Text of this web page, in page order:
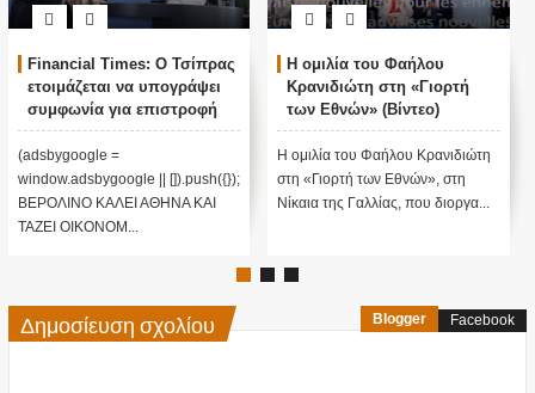
Financial Times: Ο Τσίπρας
ετοιμάζεται να υπογράψει
συμφωνία για επιστροφή
μεταναστών
(adsbygoogle =
window.adsbygoogle || []).push({});
ΒΕΡΟΛΙΝΟ ΚΑΛΕΙ ΑΘΗΝΑ ΚΑΙ
ΤΑΖΕΙ ΟΙΚΟΝΟΜ...
Η ομιλία του Φαήλου
Κρανιδιώτη στη «Γιορτή
των Εθνών» (Βίντεο)
H ομιλία του Φαήλου Κρανιδιώτη
στη «Γιορτή των Εθνών», στη
Νίκαια της Γαλλίας, που διοργα...
Δημοσίευση σχολίου Blogger Facebook